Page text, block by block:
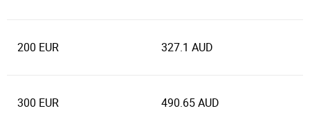
200 EUR 327.1 AUD
300 EUR 490.65 AUD